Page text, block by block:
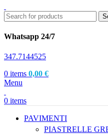
Whatsapp 24/7
347.7144525
0 items 0,00 €
Menu
0 items
PAVIMENTI
PIASTRELLE